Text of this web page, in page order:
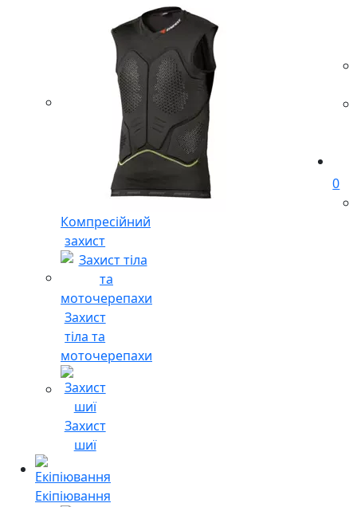
Компресійний
захист
Захист
тіла та
моточерепахи
Захист
шиї
Екіпіювання
0